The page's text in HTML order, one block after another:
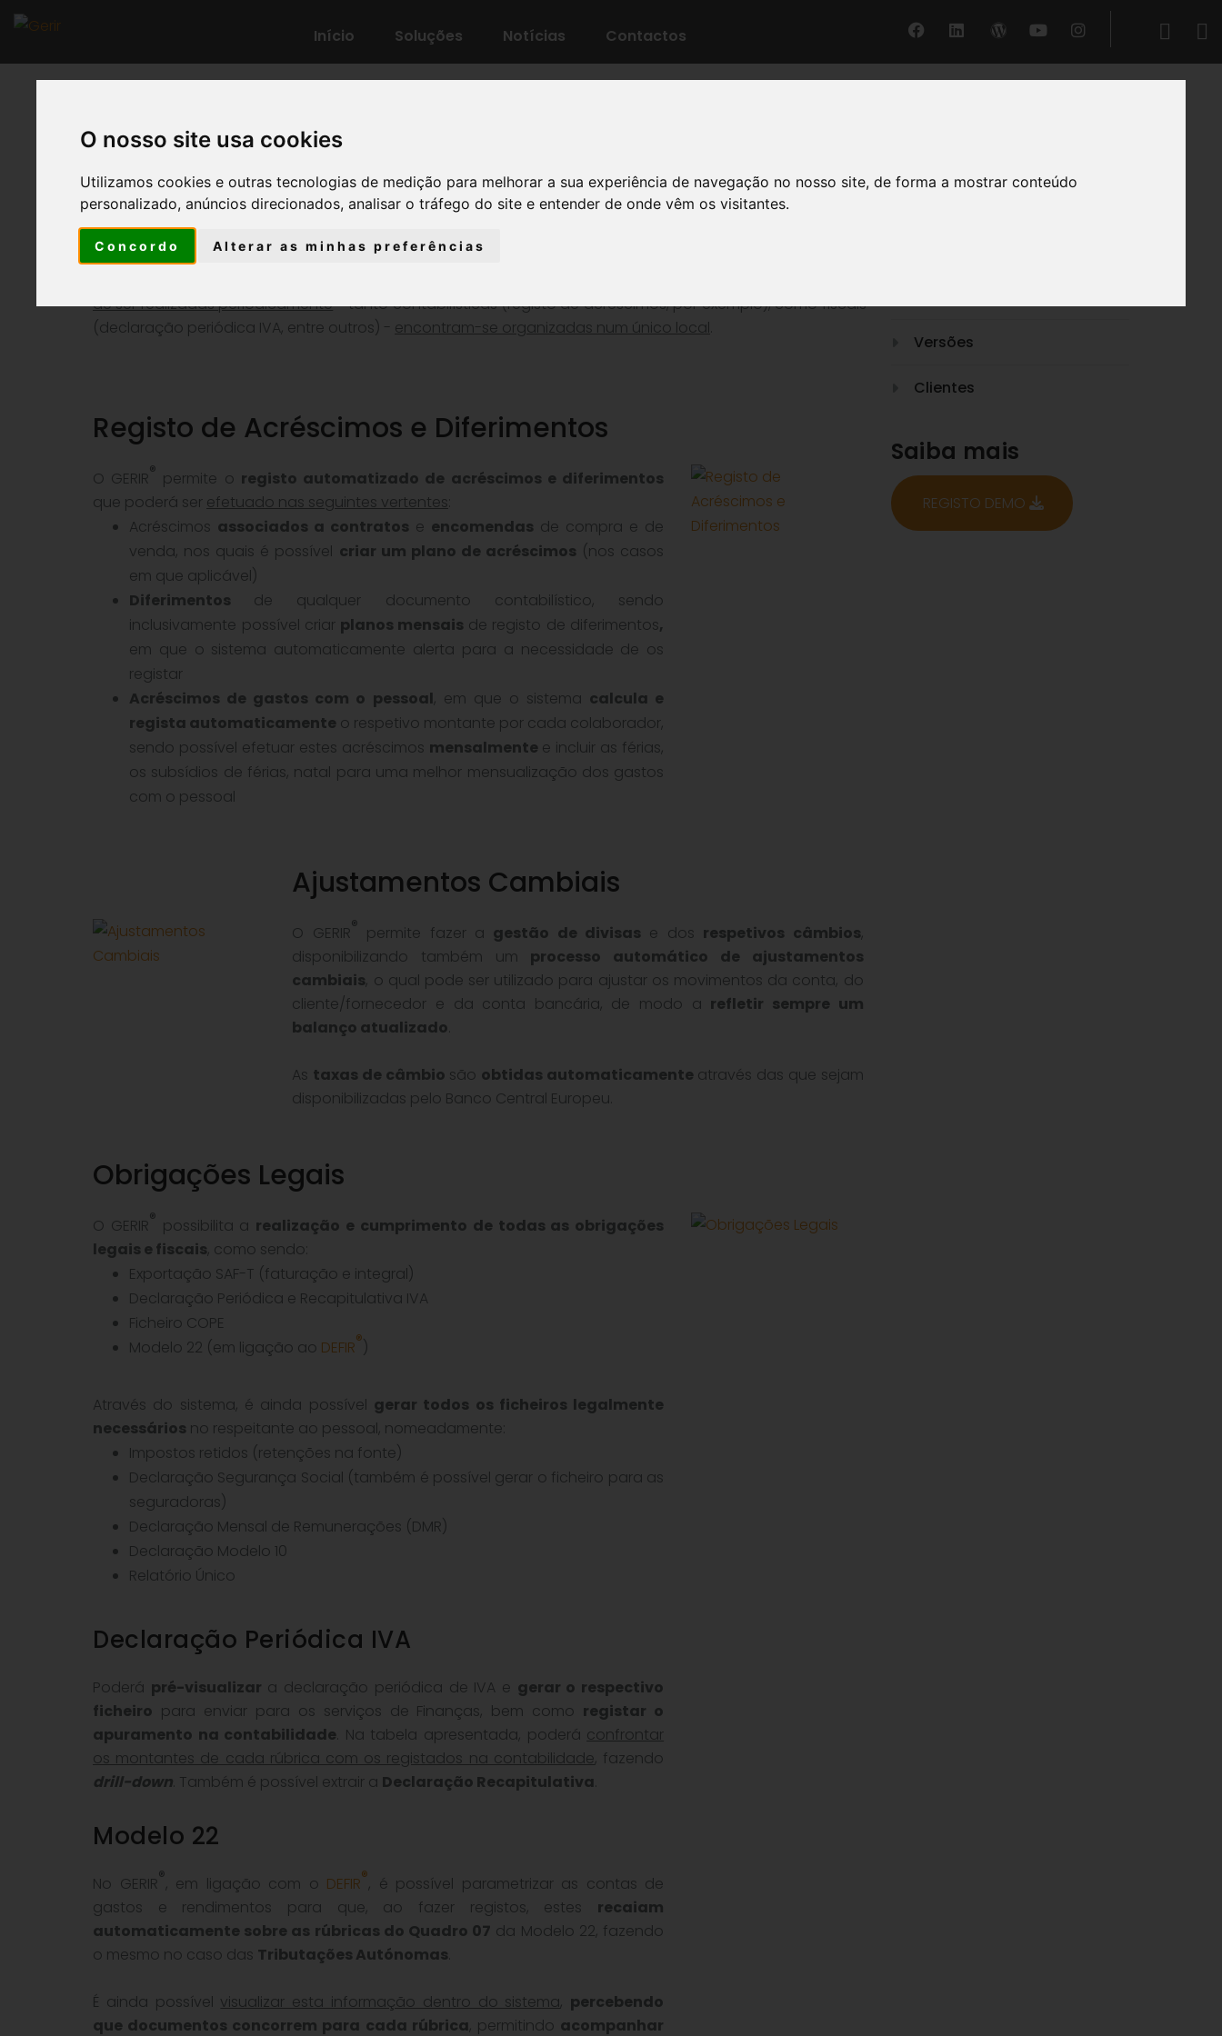
O nosso site usa cookies
Utilizamos cookies e outras tecnologias de medição para melhorar a sua experiência de navegação no nosso site, de forma a mostrar conteúdo
personalizado, anúncios direcionados, analisar o tráfego do site e entender de onde vêm os visitantes.
Concordo Alterar as minhas preferências
Início Soluções Notícias Contactos
Tarefas Periódicas
de ser realizadas periodicamente- tanto contabilísticas (registo de acréscimos, por exemplo), como fiscais
(declaração periódica IVA, entre outros) - encontram-se organizadas num único local
Registo de Acréscimos e Diferimentos
O GERIR® permite o registo automatizado de acréscimos e diferimentos
que poderá ser efetuado nas seguintes vertentes
Acréscimos associados a contratos e encomendas de compra e de
venda, nos quais é possível criar um plano de acréscimos (nos casos
em que aplicável)
Diferimentos de qualquer documento contabilístico, sendo
inclusivamente possível criar planos mensais de registo de diferimentos,
em que o sistema automaticamente alerta para a necessidade de os
registar
Acréscimos de gastos com o pessoal, em que o sistema calcula e
regista automaticamente o respetivo montante por cada colaborador,
sendo possível efetuar estes acréscimos mensalmente e incluir as férias,
os subsídios de férias, natal para uma melhor mensualização dos gastos
com o pessoal
Ajustamentos Cambiais
O GERIR® permite fazer a gestão de divisas e dos respetivos câmbios,
disponibilizando também um processo automático de ajustamentos
cambiais, o qual pode ser utilizado para ajustar os movimentos da conta, do
cliente/fornecedor e da conta bancária, de modo a refletir sempre um
balanço atualizado
As taxas de câmbio são obtidas automaticamente através das que sejam
disponibilizadas pelo Banco Central Europeu.
Obrigações Legais
O GERIR® possibilita a realização e cumprimento de todas as obrigações
legais e fiscais, como sendo:
Exportação SAF-T (faturação e integral)
Declaração Periódica e Recapitulativa IVA
Ficheiro COPE
Modelo 22 (em ligação ao DEFIR®)
Através do sistema, é ainda possível gerar todos os ficheiros legalmente
necessários no respeitante ao pessoal, nomeadamente:
Impostos retidos (retenções na fonte)
Declaração Segurança Social (também é possível gerar o ficheiro para as
seguradoras)
Declaração Mensal de Remunerações (DMR)
Declaração Modelo 10
Relatório Único
Declaração Periódica IVA
Poderá pré-visualizar a declaração periódica de IVA e gerar o respectivo
ficheiro para enviar para os serviços de Finanças, bem como registar o
apuramento na contabilidade . Na tabela apresentada, poderá confrontar
os montantes de cada rúbrica com os registados na contabilidade, fazendo
drill-down . Também é possível extrair a Declaração Recapitulativa
Modelo 22
No GERIR®, em ligação com o DEFIR®, é possível parametrizar as contas de
gastos e rendimentos para que, ao fazer registos, estes recaiam
automaticamente sobre as rúbricas do Quadro 07 da Modelo 22, fazendo
o mesmo no caso das Tributações Autónomas
É ainda possível visualizar esta informação dentro do sistema, percebendo
que documentos concorrem para cada rúbrica, permitindo acompanhar
Versões
Clientes
Saiba mais
REGISTO DEMO